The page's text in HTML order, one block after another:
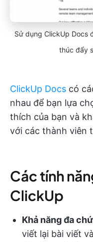
Sử dụng ClickUp Docs
thúc đẩy
ClickUp Docs có
nhau để bạn lựa
thích của bạn và
với các thành viên
Các tính
ClickUp
Khả năng đa
viết lại bài viết